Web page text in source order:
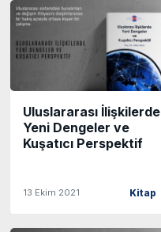
Uluslararası İlişkilerde
Yeni Dengeler ve
Kuşatıcı Perspektif
13 Ekim 2021 Kitap